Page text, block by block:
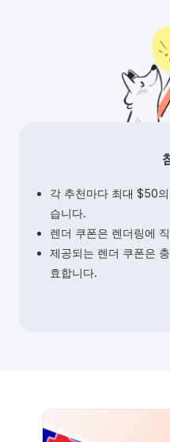
각 추천마다 최대 $50
습니다.
렌더 쿠폰은 렌더링에
제공되는 렌더 쿠폰은
효합니다.